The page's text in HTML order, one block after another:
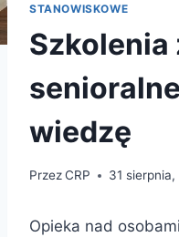
STANOWISKOWE
Szkolenia
wiedzę
PrzezCRP 31
Opieka nad